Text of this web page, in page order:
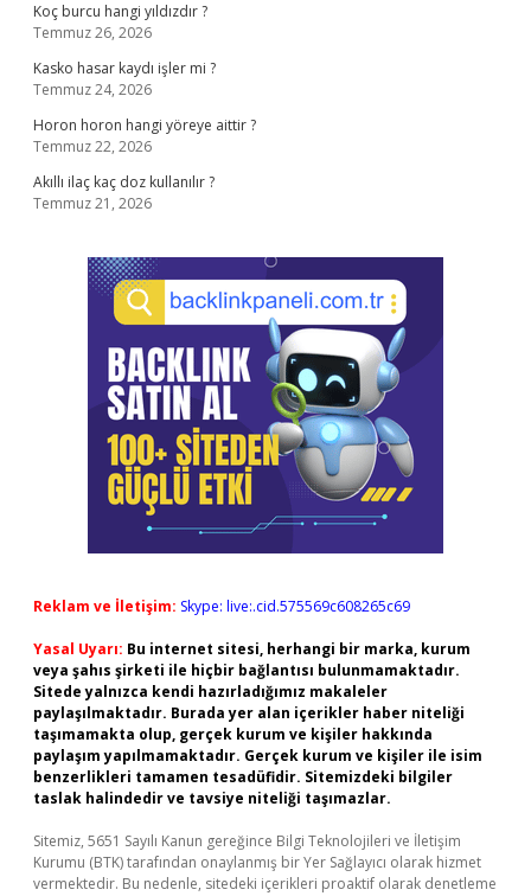
Koç burcu hangi yıldızdır ?
Temmuz 26, 2026
Kasko hasar kaydı işler mi ?
Temmuz 24, 2026
Horon horon hangi yöreye aittir ?
Temmuz 22, 2026
Akıllı ilaç kaç doz kullanılır ?
Temmuz 21, 2026
Reklam ve İletişim: Skype: live:.cid.575569c608265c69
Yasal Uyarı: Bu internet sitesi, herhangi bir marka, kurum
veya şahıs şirketi ile hiçbir bağlantısı bulunmamaktadır.
Sitede yalnızca kendi hazırladığımız makaleler
paylaşılmaktadır. Burada yer alan içerikler haber niteliği
taşımamakta olup, gerçek kurum ve kişiler hakkında
paylaşım yapılmamaktadır. Gerçek kurum ve kişiler ile isim
benzerlikleri tamamen tesadüfidir. Sitemizdeki bilgiler
taslak halindedir ve tavsiye niteliği taşımazlar.
Sitemiz, 5651 Sayılı Kanun gereğince Bilgi Teknolojileri ve İletişim
Kurumu (BTK) tarafından onaylanmış bir Yer Sağlayıcı olarak hizmet
vermektedir. Bu nedenle, sitedeki içerikleri proaktif olarak denetleme